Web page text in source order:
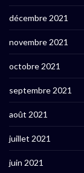
décembre 2021
novembre 2021
octobre 2021
septembre 2021
août 2021
juillet 2021
juin 2021